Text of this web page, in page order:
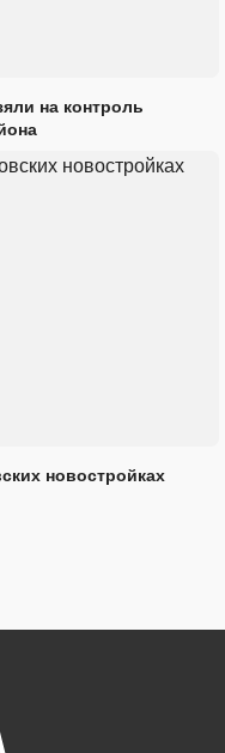
на контроль
новостройках